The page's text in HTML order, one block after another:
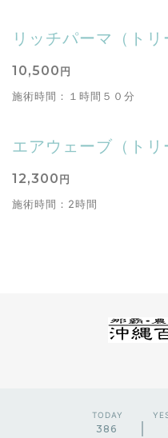
リッチパーマ（トリ
10,500 円
施術時間：１時間５０分
エアウェーブ（トリ
12,300 円
施術時間：2時間
TODAY
386